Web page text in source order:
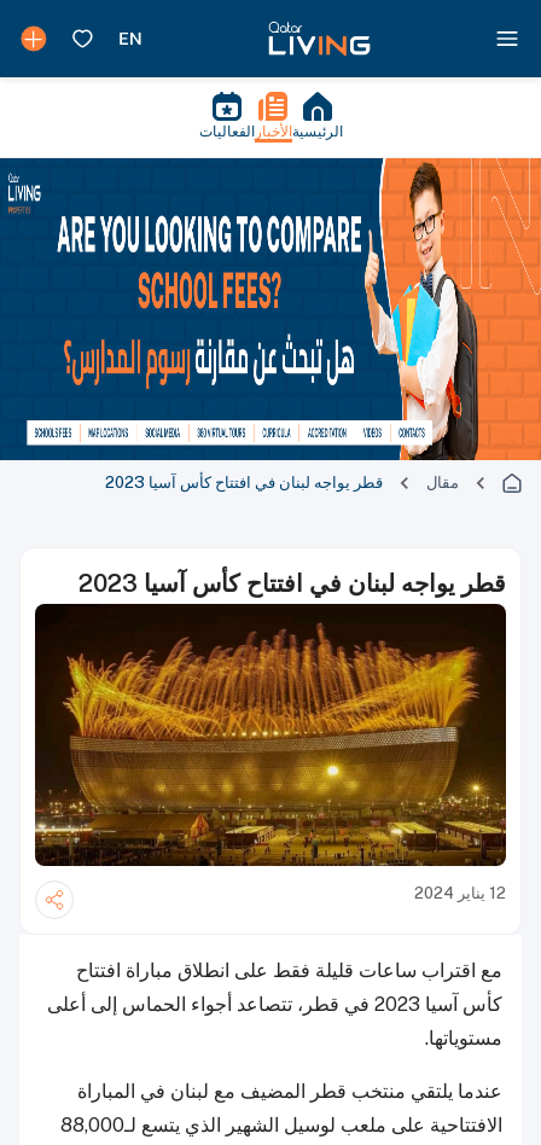
الرئيسية الأخبار الفعاليات
مقال قطر يواجه لبنان في افتتاح كأس آسيا 2023
قطر يواجه لبنان في افتتاح كأس آسيا 2023
12 يناير 2024
مع اقتراب ساعات قليلة فقط على انطلاق مباراة افتتاح
كأس آسيا 2023 في قطر، تتصاعد أجواء الحماس إلى أعلى
مستوياتها.
عندما يلتقي منتخب قطر المضيف مع لبنان في المباراة
الافتتاحية على ملعب لوسيل الشهير الذي يتسع لـ88,000